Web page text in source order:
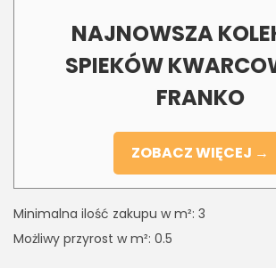
NAJNOWSZA
SPIEKÓW
FRANKO
ZOBACZ WIĘCEJ →
Minimalna ilość zakupu w m²: 3
Możliwy przyrost w m²: 0.5